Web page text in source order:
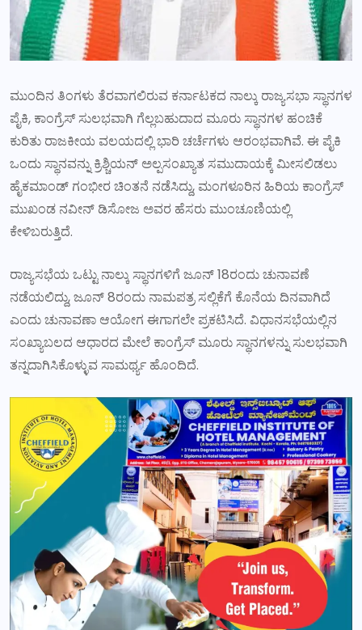
ಮುಂದಿನ ತಿಂಗಳು ತೆರವಾಗಲಿರುವ ಕರ್ನಾಟಕದ ನಾಲ್ಕು ರಾಜ್ಯಸಭಾ ಸ್ಥಾನಗಳ
ಪೈಕಿ, ಕಾಂಗ್ರೆಸ್ ಸುಲಭವಾಗಿ ಗೆಲ್ಲಬಹುದಾದ ಮೂರು ಸ್ಥಾನಗಳ ಹಂಚಿಕೆ
ಕುರಿತು ರಾಜಕೀಯ ವಲಯದಲ್ಲಿ ಭಾರಿ ಚರ್ಚೆಗಳು ಆರಂಭವಾಗಿವೆ. ಈ ಪೈಕಿ
ಒಂದು ಸ್ಥಾನವನ್ನು ಕ್ರಿಶ್ಚಿಯನ್ ಅಲ್ಪಸಂಖ್ಯಾತ ಸಮುದಾಯಕ್ಕೆ ಮೀಸಲಿಡಲು
ಹೈಕಮಾಂಡ್ ಗಂಭೀರ ಚಿಂತನೆ ನಡೆಸಿದ್ದು, ಮಂಗಳೂರಿನ ಹಿರಿಯ ಕಾಂಗ್ರೆಸ್
ಮುಖಂಡ ನವೀನ್ ಡಿಸೋಜ ಅವರ ಹೆಸರು ಮುಂಚೂಣಿಯಲ್ಲಿ
ಕೇಳಿಬರುತ್ತಿದೆ.
ರಾಜ್ಯಸಭೆಯ ಒಟ್ಟು ನಾಲ್ಕು ಸ್ಥಾನಗಳಿಗೆ ಜೂನ್ 18ರಂದು ಚುನಾವಣೆ
ನಡೆಯಲಿದ್ದು, ಜೂನ್ 8ರಂದು ನಾಮಪತ್ರ ಸಲ್ಲಿಕೆಗೆ ಕೊನೆಯ ದಿನವಾಗಿದೆ
ಎಂದು ಚುನಾವಣಾ ಆಯೋಗ ಈಗಾಗಲೇ ಪ್ರಕಟಿಸಿದೆ. ವಿಧಾನಸಭೆಯಲ್ಲಿನ
ಸಂಖ್ಯಾಬಲದ ಆಧಾರದ ಮೇಲೆ ಕಾಂಗ್ರೆಸ್ ಮೂರು ಸ್ಥಾನಗಳನ್ನು ಸುಲಭವಾಗಿ
ತನ್ನದಾಗಿಸಿಕೊಳ್ಳುವ ಸಾಮರ್ಥ್ಯ ಹೊಂದಿದೆ.